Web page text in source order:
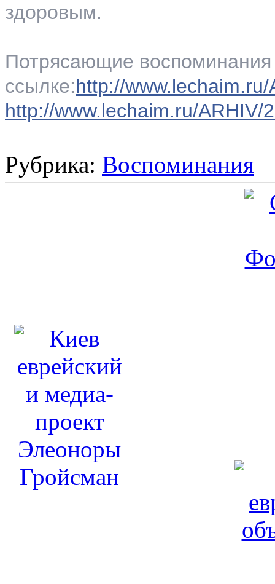
здоровым.
Потрясающие
ссылке:http://
http://www.lechaim.ru/ARHIV/
Рубрика: Воспоминания